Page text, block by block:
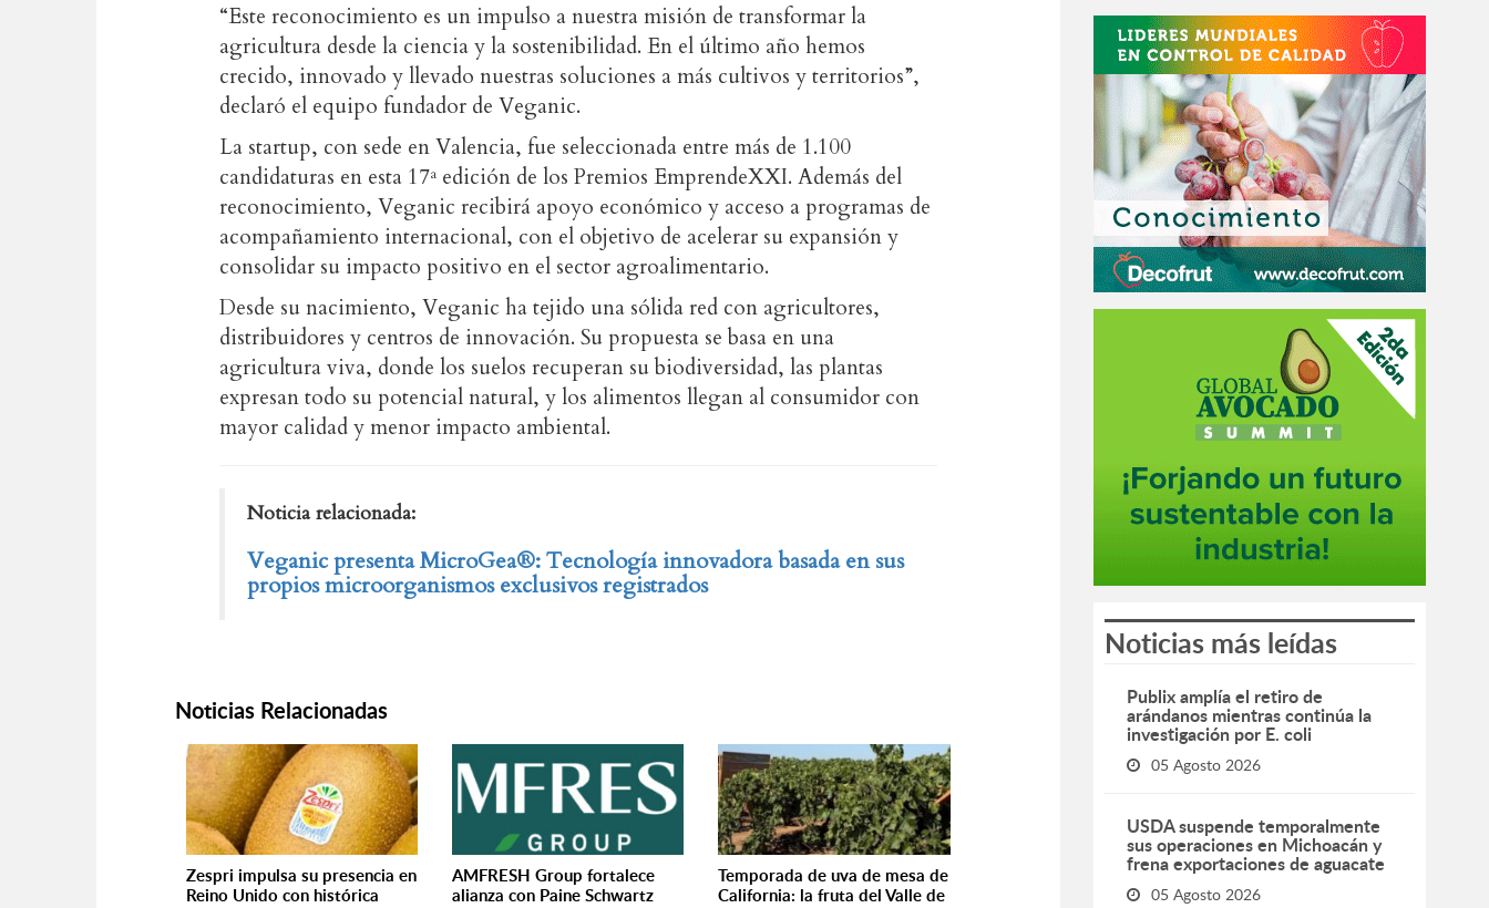
“Este reconocimiento es un impulso a nuestra misión de transformar la
agricultura desde la ciencia y la sostenibilidad. En el último año hemos
crecido, innovado y llevado nuestras soluciones a más cultivos y territorios”,
declaró el equipo fundador de Veganic.
La startup, con sede en Valencia, fue seleccionada entre más de 1.100
candidaturas en esta 17ª edición de los Premios EmprendeXXI. Además del
reconocimiento, Veganic recibirá apoyo económico y acceso a programas de
acompañamiento internacional, con el objetivo de acelerar su expansión y
consolidar su impacto positivo en el sector agroalimentario.
Desde su nacimiento, Veganic ha tejido una sólida red con agricultores,
distribuidores y centros de innovación. Su propuesta se basa en una
agricultura viva, donde los suelos recuperan su biodiversidad, las plantas
expresan todo su potencial natural, y los alimentos llegan al consumidor con
mayor calidad y menor impacto ambiental.
Noticia relacionada:
Veganic presenta MicroGea®: Tecnología innovadora basada en sus
propios microorganismos exclusivos registrados
Noticias Relacionadas
Zespri impulsa su presencia en
Reino Unido con histórica
AMFRESH Group fortalece
alianza con Paine Schwartz
Temporada de uva de mesa de
California: la fruta del Valle de
Noticias más leídas
Publix amplía el retiro de
arándanos mientras continúa la
investigación por E. coli
05 Agosto 2026
USDA suspende temporalmente
sus operaciones en Michoacán y
frena exportaciones de aguacate
05 Agosto 2026